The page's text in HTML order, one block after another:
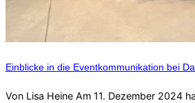
Einblicke in die Eventkommunikation bei
Von Lisa Heine Am 11. Dezember 2024